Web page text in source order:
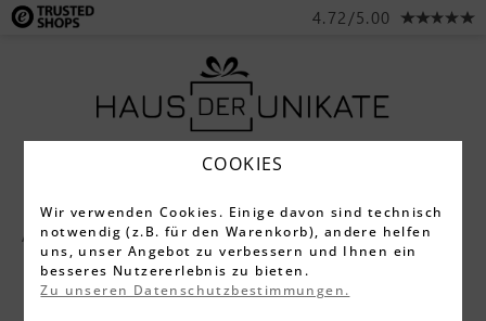
4.72/5.00
Alle Produkte Schreibgeräte Cross
COOKIES
Wir verwenden Cookies. Einige davon sind technisch
notwendig (z.B. für den Warenkorb), andere helfen
uns, unser Angebot zu verbessern und Ihnen ein
besseres Nutzererlebnis zu bieten.
Zu unseren Datenschutzbestimmungen.